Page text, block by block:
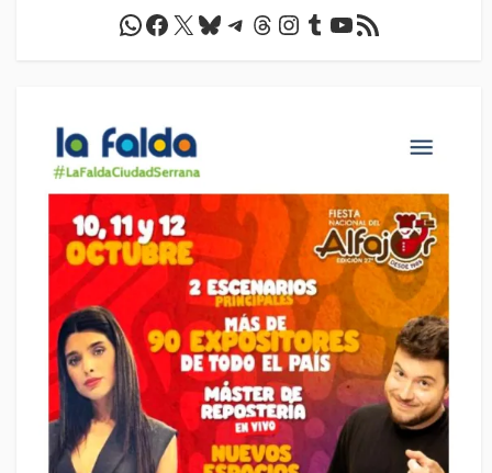
WhatsApp
Facebook
X Bluesky
Telegram
Threads
Instagram
Tumblr
YouTube
Feed RSS